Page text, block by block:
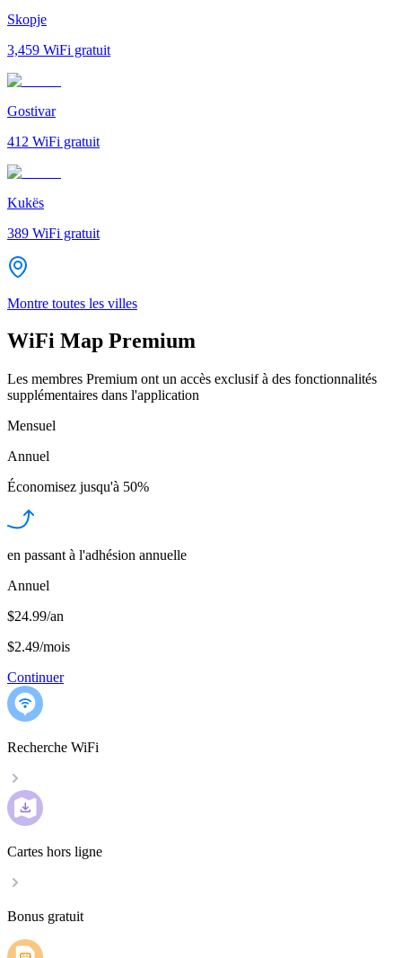
Skopje
3,459 WiFi gratuit
Gostivar
412 WiFi gratuit
Kukës
389 WiFi gratuit
Montre toutes les villes
WiFi Map Premium
Les membres Premium ont un accès exclusif à des fonctionnalités
supplémentaires dans l'application
Mensuel
Annuel
Économisez jusqu'à 50%
en passant à l'adhésion annuelle
Annuel
$24.99/an
$2.49/mois
Continuer
Recherche WiFi
Cartes hors ligne
Bonus gratuit